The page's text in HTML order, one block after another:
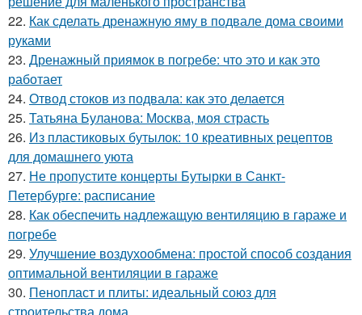
22. Как сделать дренажную яму в подвале дома своими
руками
23. Дренажный приямок в погребе: что это и как это
работает
24. Отвод стоков из подвала: как это делается
25. Татьяна Буланова: Москва, моя страсть
26. Из пластиковых бутылок: 10 креативных рецептов
для домашнего уюта
27. Не пропустите концерты Бутырки в Санкт-
Петербурге: расписание
28. Как обеспечить надлежащую вентиляцию в гараже и
погребе
29. Улучшение воздухообмена: простой способ создания
оптимальной вентиляции в гараже
30. Пенопласт и плиты: идеальный союз для
строительства дома